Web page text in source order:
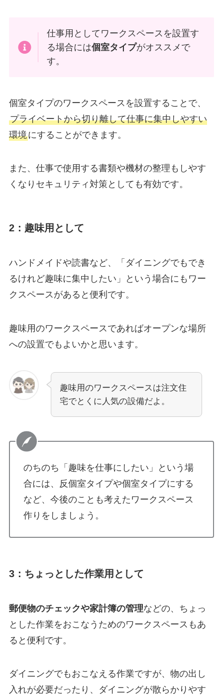
仕事用としてワークスペースを設置す
る場合には個室タイプがオススメで
す。
個室タイプのワークスペースを設置することで、
プライベートから切り離して仕事に集中しやすい
環境にすることができます。
また、仕事で使用する書類や機材の整理もしやす
くなりセキュリティ対策としても有効です。
2：趣味用として
ハンドメイドや読書など、「ダイニングでもでき
るけれど趣味に集中したい」という場合にもワー
クスペースがあると便利です。
趣味用のワークスペースであればオープンな場所
への設置でもよいかと思います。
趣味用のワークスペースは注文住
宅でとくに人気の設備だよ。
のちのち「趣味を仕事にしたい」という場
合には、反個室タイプや個室タイプにする
など、今後のことも考えたワークスペース
作りをしましょう。
3：ちょっとした作業用として
郵便物のチェックや家計簿の管理などの、ちょっ
とした作業をおこなうためのワークスペースもあ
ると便利です。
ダイニングでもおこなえる作業ですが、物の出し
入れが必要だったり、ダイニングが散らかりやす